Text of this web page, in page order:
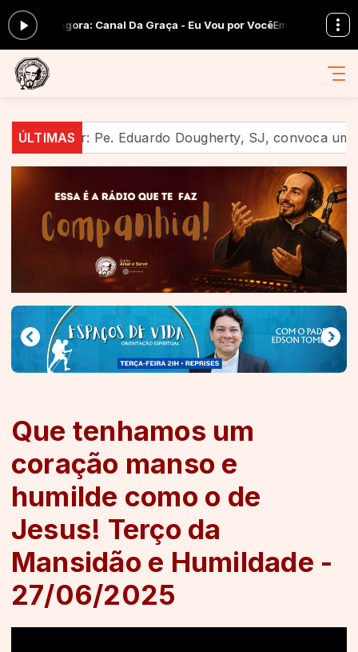
agora: Canal Da Graça - Eu Vou por VocêEm Companhia com
ÚLTIMAS
celular: Pe. Eduardo Dougherty, SJ, convoca uma
Que tenhamos um
coração manso e
humilde como o de
Jesus! Terço da
Mansidão e Humildade -
27/06/2025